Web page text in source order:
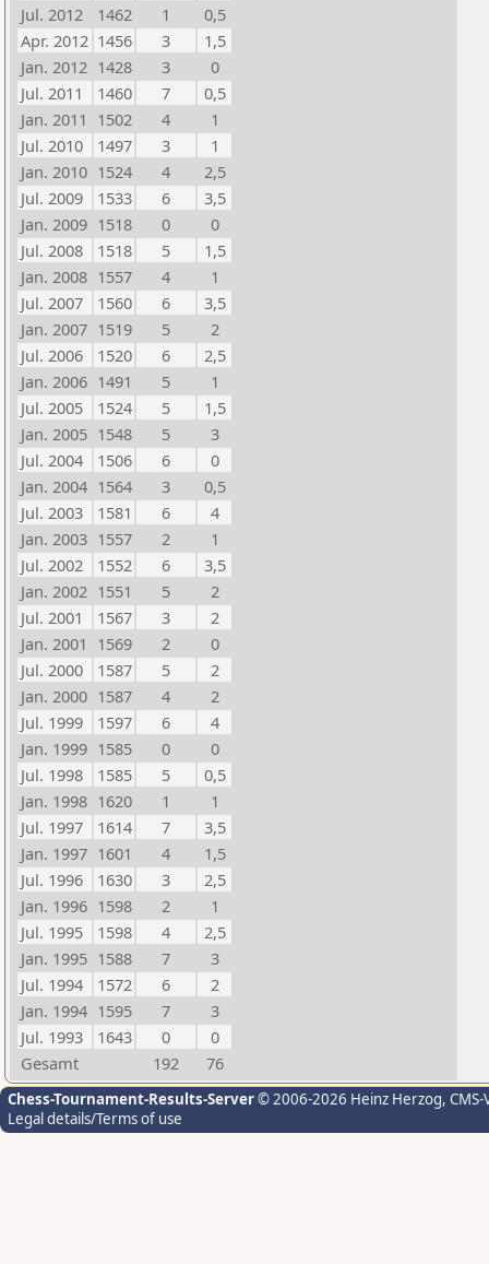
Jul. 2012
1462 1
0,5
Apr. 2012 1456 3
1,5
Jan. 2012 1428 3
0
Jul. 2011
1460 7
0,5
Jan. 2011 1502 4
1
Jul. 2010
1497 3
1
Jan. 2010 1524 4
2,5
Jul. 2009
1533 6
3,5
Jan. 2009 1518 0
0
Jul. 2008
1518 5
1,5
Jan. 2008 1557 4
1
Jul. 2007
1560 6
3,5
Jan. 2007 1519 5
2
Jul. 2006
1520 6
2,5
Jan. 2006 1491 5
1
Jul. 2005
1524 5
1,5
Jan. 2005 1548 5
3
Jul. 2004
1506 6
0
Jan. 2004 1564 3
0,5
Jul. 2003
1581 6
4
Jan. 2003 1557 2
1
Jul. 2002
1552 6
3,5
Jan. 2002 1551 5
2
Jul. 2001
1567 3
2
Jan. 2001 1569 2
0
Jul. 2000
1587 5
2
Jan. 2000 1587 4
2
Jul. 1999
1597 6
4
Jan. 1999 1585 0
0
Jul. 1998
1585 5
0,5
Jan. 1998 1620 1
1
Jul. 1997
1614 7
3,5
Jan. 1997 1601 4
1,5
Jul. 1996
1630 3
2,5
Jan. 1996 1598 2
1
Jul. 1995
1598 4
2,5
Jan. 1995 1588 7
3
Jul. 1994
1572 6
2
Jan. 1994 1595 7
3
Jul. 1993
1643 0
0
Gesamt
192 76
Chess-Tournament-Results-Server© 2006-2026 Heinz Herzog,
Legal details/Terms of use